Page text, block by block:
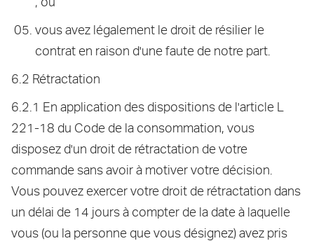
vous avez légalement le droit de résilier le
contrat en raison d'une faute de notre part.
6.2 Rétractation
6.2.1 En application des dispositions de l'article L
221-18 du Code de la consommation, vous
disposez d'un droit de rétractation de votre
commande sans avoir à motiver votre décision.
Vous pouvez exercer votre droit de rétractation dans
un délai de 14 jours à compter de la date à laquelle
vous (ou la personne que vous désignez) avez pris